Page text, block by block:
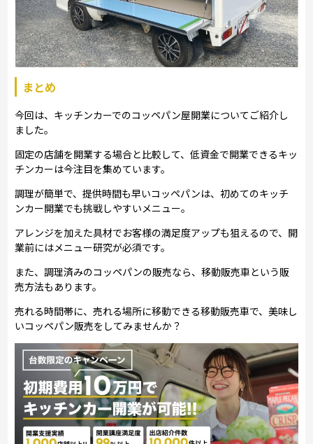
まとめ
今回は、キッチンカーでのコッペパン屋開業についてご紹介し
ました。
固定の店舗を開業する場合と比較して、低資金で開業できるキッ
チンカーは今注目を集めています。
調理が簡単で、提供時間も早いコッペパンは、初めてのキッチ
ンカー開業でも挑戦しやすいメニュー。
アレンジを加えた具材でお客様の満足度アップも狙えるので、開
業前にはメニュー研究が必須です。
また、調理済みのコッペパンの販売なら、移動販売車という販
売方法もあります。
売れる時間帯に、売れる場所に移動できる移動販売車で、美味し
いコッペパン販売をしてみませんか？